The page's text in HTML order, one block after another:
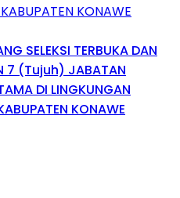
SELEKSI TERBUKA DAN
7 (Tujuh) JABATAN
DI LINGKUNGAN
KONAWE